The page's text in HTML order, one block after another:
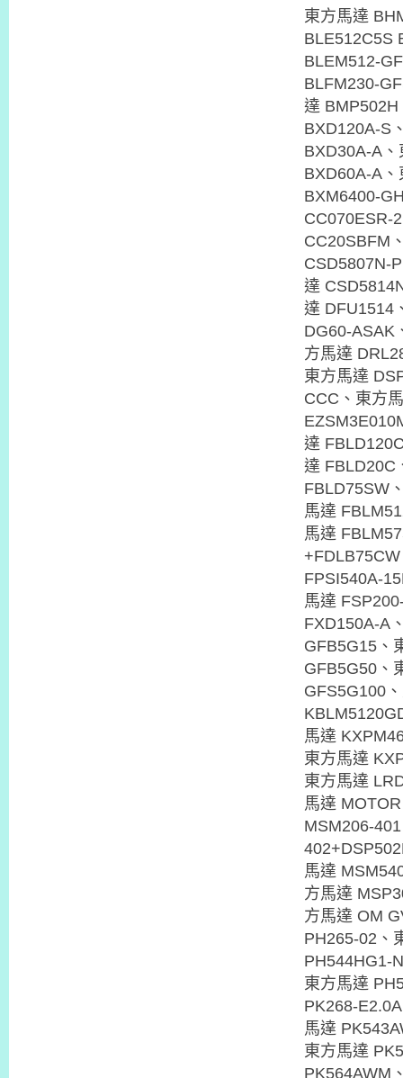
東方馬達
BLE512C5S
BLEM512-
BLFM230-
達
BXD120A-S
BXD30A-A
BXD60A-A
BXM6400-
CC070ESR-
CC20SBFM
CSD5807N-
達
達 DFU1514
DG60-ASAK
方馬達
東方馬達
CCC、東方
達
達 FBLD20C
FBLD75SW
馬達
馬達
FPSI540A-
馬達
FXD150A-A
GFB5G15、
GFB5G50、
GFS5G100
馬達
東方馬達
東方馬達
馬達
MSM206-
馬達
方馬達
方馬達 OM
PH265-02、
PH544HG1-
東方馬達
PK268-
馬達
東方馬達
PK564AWM